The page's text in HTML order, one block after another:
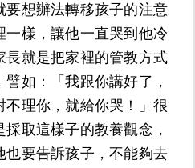
要想辦法轉移孩子的注意
一樣，讓他一直哭到他冷
長就是把家裡的管教方式
如：「我跟你講好了，
不理你，就給你哭！」很
取這樣子的教養觀念，
也要告訴孩子，不能夠去